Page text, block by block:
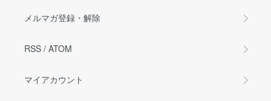
メルマガ登録・解除
RSS / ATOM
マイアカウント